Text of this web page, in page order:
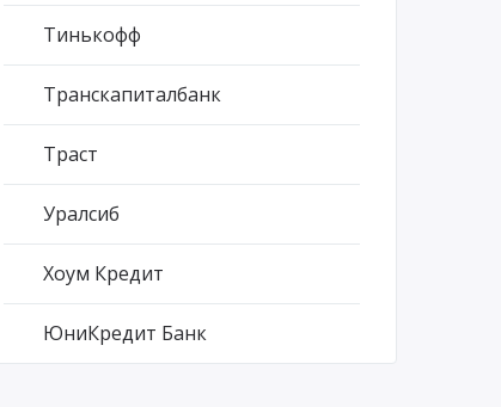
Тинькофф
Транскапиталбанк
Траст
Уралсиб
Хоум Кредит
ЮниКредит Банк